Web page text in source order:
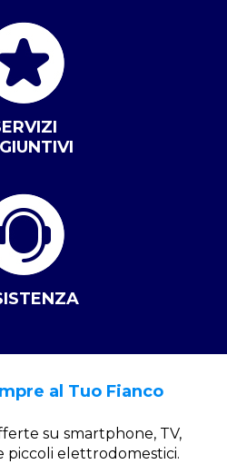
al Tuo Fianco
su smartphone, TV,
piccoli elettrodomestici.